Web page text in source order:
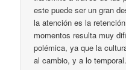
este puede ser un gran
la atención es la
momentos resulta muy
polémica, ya que la
al cambio, y a lo